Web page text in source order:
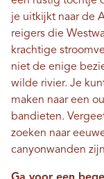
je uitkijkt naar de
reigers die
krachtige
niet de enige
wilde rivier. Je
maken naar een
bandieten.
zoeken naar
canyonwanden